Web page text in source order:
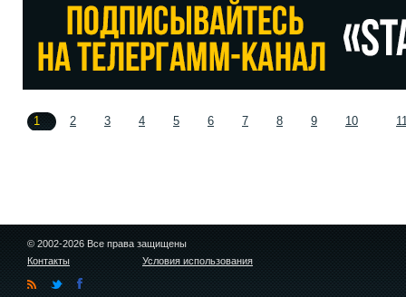
1 2 3 4 5 6 7 8 9 10
© 2002-2026 Все права защищены
Контакты
Условия использования